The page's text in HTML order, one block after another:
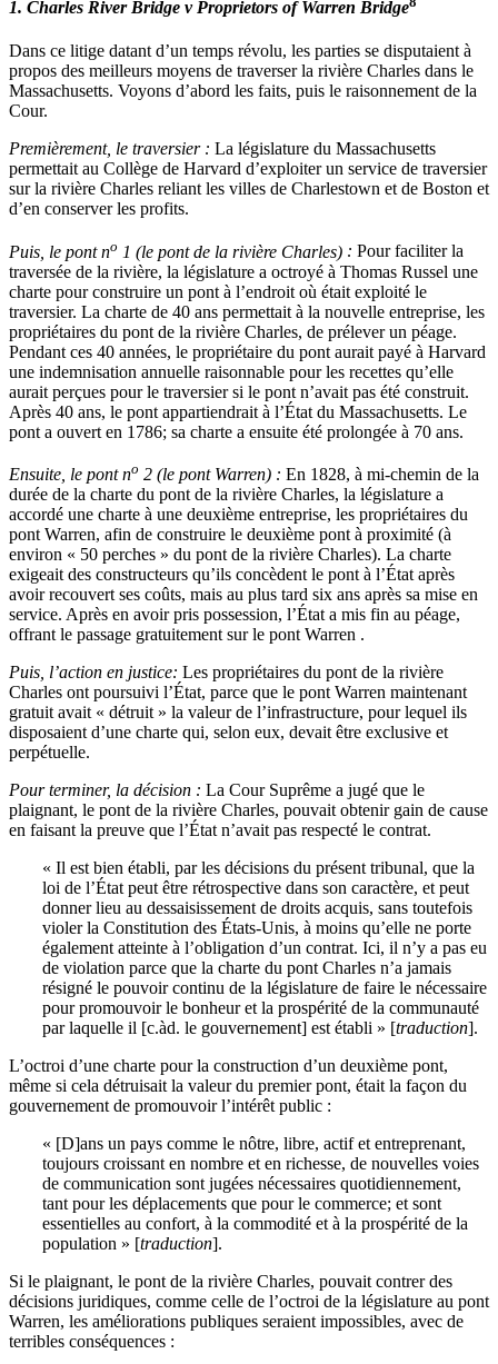
1. Charles River Bridge v Proprietors of Warren Bridge
Dans ce litige datant d’un temps révolu, les parties se disputaient à
propos des meilleurs moyens de traverser la rivière Charles dans le
Massachusetts. Voyons d’abord les faits, puis le raisonnement de la
Cour.
Premièrement, le traversier : La législature du Massachusetts
permettait au Collège de Harvard d’exploiter un service de traversier
sur la rivière Charles reliant les villes de Charlestown et de Boston et
d’en conserver les profits.
Puis, le pont no 1 (le pont de la rivière Charles) : Pour faciliter la
traversée de la rivière, la législature a octroyé à Thomas Russel une
charte pour construire un pont à l’endroit où était exploité le
traversier. La charte de 40 ans permettait à la nouvelle entreprise, les
propriétaires du pont de la rivière Charles, de prélever un péage.
Pendant ces 40 années, le propriétaire du pont aurait payé à Harvard
une indemnisation annuelle raisonnable pour les recettes qu’elle
aurait perçues pour le traversier si le pont n’avait pas été construit.
Après 40 ans, le pont appartiendrait à l’État du Massachusetts. Le
pont a ouvert en 1786; sa charte a ensuite été prolongée à 70 ans.
Ensuite, le pont no 2 (le pont Warren) : En 1828, à mi-chemin de la
durée de la charte du pont de la rivière Charles, la législature a
accordé une charte à une deuxième entreprise, les propriétaires du
pont Warren, afin de construire le deuxième pont à proximité (à
environ « 50 perches » du pont de la rivière Charles). La charte
exigeait des constructeurs qu’ils concèdent le pont à l’État après
avoir recouvert ses coûts, mais au plus tard six ans après sa mise en
service. Après en avoir pris possession, l’État a mis fin au péage,
offrant le passage gratuitement sur le pont Warren .
Puis, l’action en justice: Les propriétaires du pont de la rivière
Charles ont poursuivi l’État, parce que le pont Warren maintenant
gratuit avait « détruit » la valeur de l’infrastructure, pour lequel ils
disposaient d’une charte qui, selon eux, devait être exclusive et
perpétuelle.
Pour terminer, la décision : La Cour Suprême a jugé que le
plaignant, le pont de la rivière Charles, pouvait obtenir gain de cause
en faisant la preuve que l’État n’avait pas respecté le contrat.
« Il est bien établi, par les décisions du présent tribunal, que la
loi de l’État peut être rétrospective dans son caractère, et peut
donner lieu au dessaisissement de droits acquis, sans toutefois
violer la Constitution des États-Unis, à moins qu’elle ne porte
également atteinte à l’obligation d’un contrat. Ici, il n’y a pas eu
de violation parce que la charte du pont Charles n’a jamais
résigné le pouvoir continu de la législature de faire le nécessaire
pour promouvoir le bonheur et la prospérité de la communauté
par laquelle il [c.àd. le gouvernement] est établi » [traduction].
L’octroi d’une charte pour la construction d’un deuxième pont,
même si cela détruisait la valeur du premier pont, était la façon du
gouvernement de promouvoir l’intérêt public :
« [D]ans un pays comme le nôtre, libre, actif et entreprenant,
toujours croissant en nombre et en richesse, de nouvelles voies
de communication sont jugées nécessaires quotidiennement,
tant pour les déplacements que pour le commerce; et sont
essentielles au confort, à la commodité et à la prospérité de la
population » [traduction].
Si le plaignant, le pont de la rivière Charles, pouvait contrer des
décisions juridiques, comme celle de l’octroi de la législature au pont
Warren, les améliorations publiques seraient impossibles, avec de
terribles conséquences :